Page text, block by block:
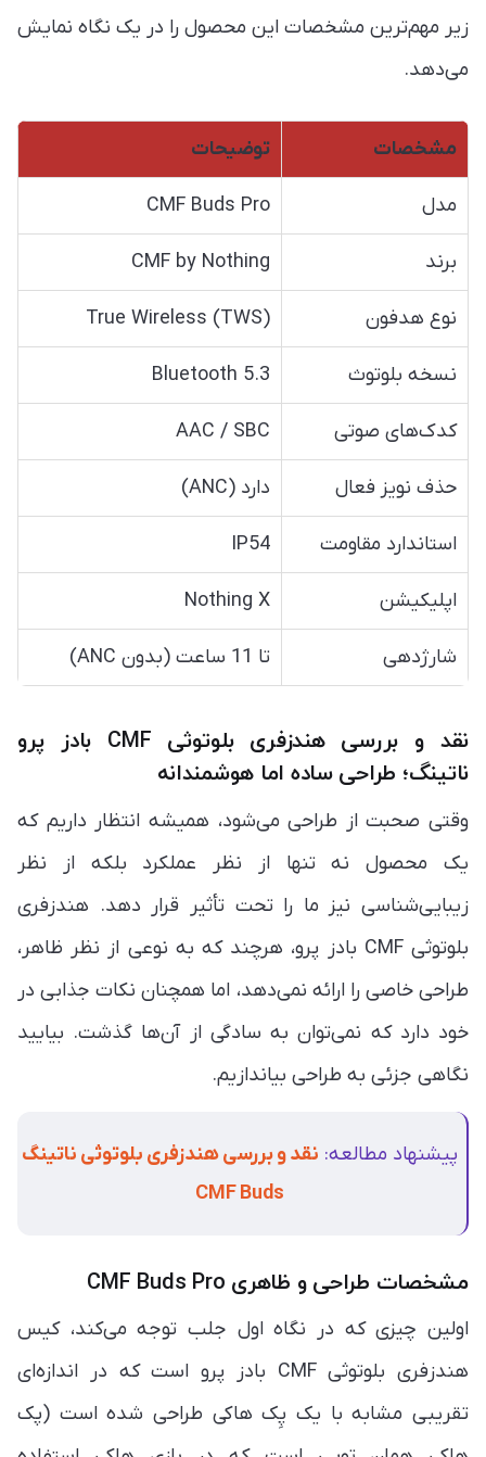
زیر مهم‌ترین مشخصات این محصول را در یک نگاه نمایش
می‌دهد.
مشخصات توضیحات
مدل CMF Buds Pro
برند CMF by Nothing
نوع هدفون True Wireless (TWS)
نسخه بلوتوث Bluetooth 5.3
کدک‌های صوتی AAC / SBC
حذف نویز فعال دارد (ANC)
استاندارد مقاومت IP54
اپلیکیشن Nothing X
شارژدهی تا 11 ساعت (بدون ANC)
نقد و بررسی هندزفری بلوتوثی CMF بادز پرو
ناتینگ؛ طراحی ساده اما هوشمندانه
وقتی صحبت از طراحی می‌شود، همیشه انتظار داریم که
یک محصول نه تنها از نظر عملکرد بلکه از نظر
زیبایی‌شناسی نیز ما را تحت تأثیر قرار دهد. هندزفری
بلوتوثی CMF بادز پرو، هرچند که به نوعی از نظر ظاهر،
طراحی خاصی را ارائه نمی‌دهد، اما همچنان نکات جذابی در
خود دارد که نمی‌توان به سادگی از آن‌ها گذشت. بیایید
نگاهی جزئی به طراحی بیاندازیم.
پیشنهاد مطالعه: نقد و بررسی هندزفری بلوتوثی ناتینگ
CMF Buds
مشخصات طراحی و ظاهری CMF Buds Pro
اولین چیزی که در نگاه اول جلب توجه می‌کند، کیس
هندزفری بلوتوثی CMF بادز پرو است که در اندازه‌ای
تقریبی مشابه با یک پِک هاکی طراحی شده است (پک